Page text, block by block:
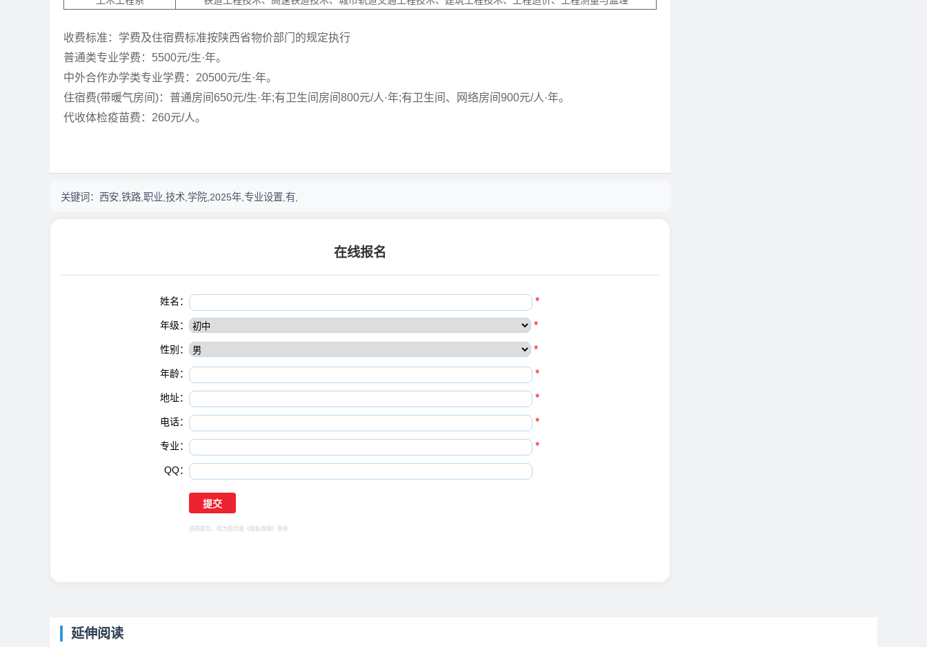
收费标准：学费及住宿费标准按陕西省物价部门的规定执行
普通类专业学费：5500元/生·年。
中外合作办学类专业学费：20500元/生·年。
住宿费(带暖气房间)：普通房间650元/生·年;有卫生间房间800元/人·年;有卫生间、网络房间900元/人·年。
代收体检疫苗费：260元/人。
关键词： 西安,铁路,职业,技术,学院,2025年,专业设置,有,
在线报名
姓名： *
年级： *
性别： *
年龄： *
地址： *
电话： *
专业： *
QQ：
选择提交，视为您同意 《隐私保障》 条例
延伸阅读